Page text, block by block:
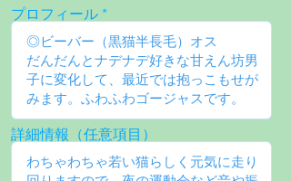
プロフィール
詳細情報（任意項目）